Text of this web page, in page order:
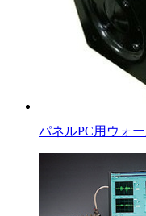
パネルPC用ウォ